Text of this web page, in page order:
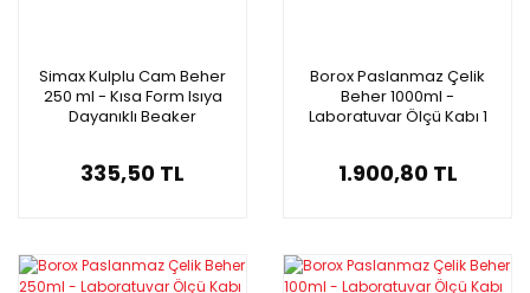
Simax Kulplu Cam Beher
250 ml - Kısa Form Isıya
Dayanıklı Beaker
335,50 TL
Borox Paslanmaz Çelik
Beher 1000ml -
Laboratuvar Ölçü Kabı 1
1.900,80 TL